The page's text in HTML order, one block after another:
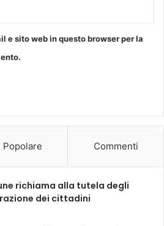
e sito web in questo browser per la
Popolare Commenti
richiama alla tutela degli
dei cittadini